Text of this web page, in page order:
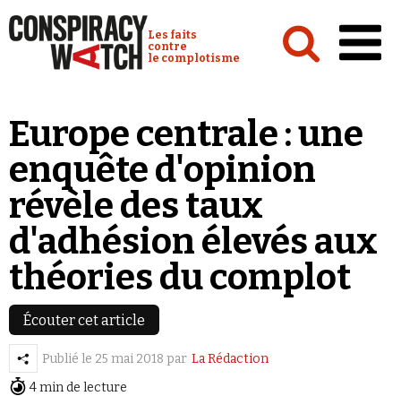
Conspiracy Watch :
Les faits
contre
le complotisme
Analyses
Conspipédia
Vidéos
Émissions
Revues de presse
Newsletter
Faire un don
Europe centrale : une
enquête d'opinion
révèle des taux
d'adhésion élevés aux
théories du complot
Écouter cet article
Publié le 25 mai 2018 par La Rédaction
4 min de lecture